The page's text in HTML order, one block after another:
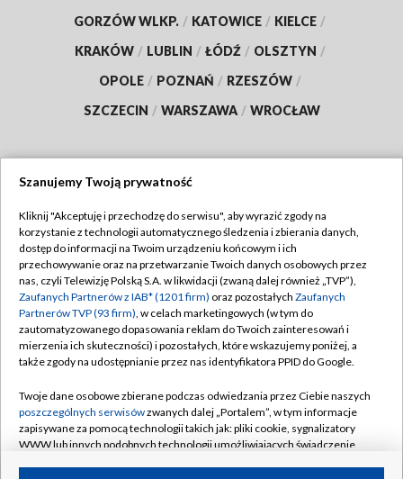
GORZÓW WLKP. / KATOWICE / KIELCE /
KRAKÓW / LUBLIN / ŁÓDŹ / OLSZTYN /
OPOLE / POZNAŃ / RZESZÓW /
SZCZECIN / WARSZAWA / WROCŁAW
TVP
Abonament TVP
Emisja w TVP
Centrum informacji TVP
Naziemna Telewizja Cyfrowa
Rada Programowa
System NOS
Informacje o nadawcy
Regulamin TVP
Polityka prywatności
Moje zgody
Pomoc
Kontakt
Kanały
Szanujemy Twoją prywatność
Kliknij "Akceptuję i przechodzę do serwisu", aby wyrazić zgody na
korzystanie z technologii automatycznego śledzenia i zbierania danych,
dostęp do informacji na Twoim urządzeniu końcowym i ich
przechowywanie oraz na przetwarzanie Twoich danych osobowych przez
nas, czyli Telewizję Polską S.A. w likwidacji (zwaną dalej również „TVP”),
Zaufanych Partnerów z IAB* (1201 firm) oraz pozostałych Zaufanych
Partnerów TVP (93 firm), w celach marketingowych (w tym do
zautomatyzowanego dopasowania reklam do Twoich zainteresowań i
mierzenia ich skuteczności) i pozostałych, które wskazujemy poniżej, a
także zgody na udostępnianie przez nas identyfikatora PPID do Google.
Twoje dane osobowe zbierane podczas odwiedzania przez Ciebie naszych
poszczególnych serwisówzwanych dalej „Portalem”, w tym informacje
zapisywane za pomocą technologii takich jak: pliki cookie, sygnalizatory
WWW lub innych podobnych technologii umożliwiających świadczenie